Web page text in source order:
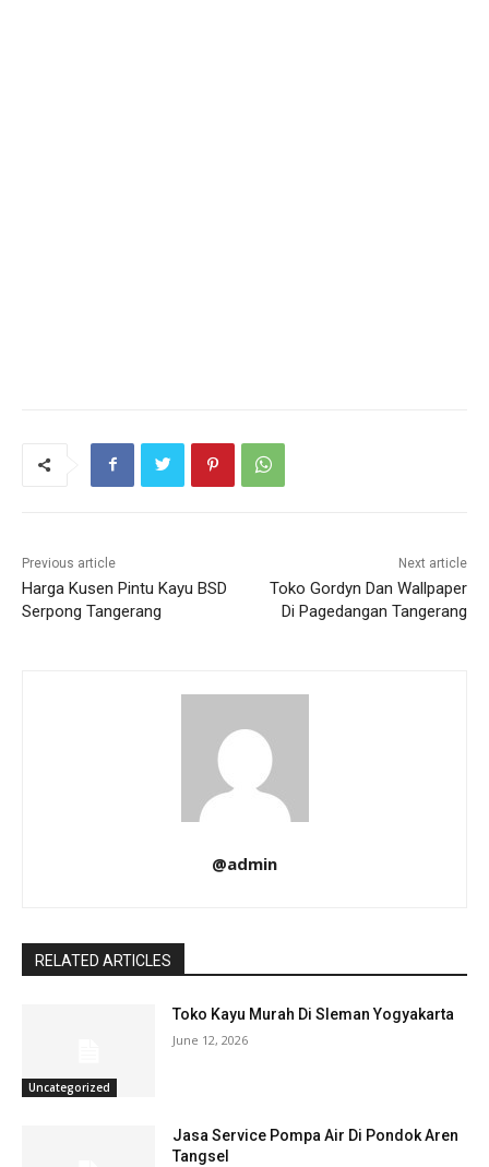
Previous article
Harga Kusen Pintu Kayu BSD
Serpong Tangerang
Next article
Toko Gordyn Dan Wallpaper
Di Pagedangan Tangerang
@admin
RELATED ARTICLES
Uncategorized
Toko Kayu Murah Di Sleman Yogyakarta
June 12, 2026
Jasa Service Pompa Air Di Pondok Aren
Tangsel